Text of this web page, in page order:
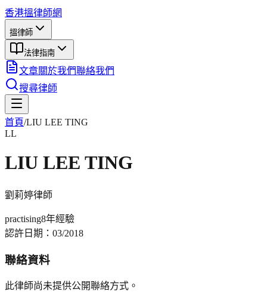
香港搵律師網
搵律師
法律指南
文章關於我們聯絡我們
搜尋律師
首頁/LIU LEE TING
LL
LIU LEE TING
劉莉婷律師
practising8年經驗
認許日期： 03/2018
聯絡資料
此律師尚未提供公開聯絡方式。